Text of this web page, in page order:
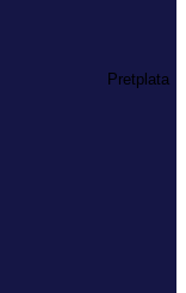
Pretplata